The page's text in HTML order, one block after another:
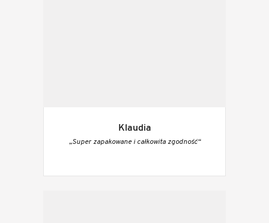
Klaudia
„Super zapakowane i całkowita zgodność“